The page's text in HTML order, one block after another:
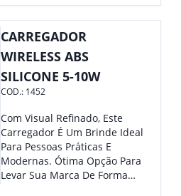
Muito Estilo, Agradando À
Todos.
CARREGADOR
WIRELESS ABS
SILICONE 5-10W
COD.: 1452
Com Visual Refinado, Este
Carregador É Um Brinde Ideal
Para Pessoas Práticas E
Modernas. Ótima Opção Para
Levar Sua Marca De Forma